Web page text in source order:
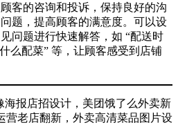
顾客的咨询和投诉，保持良好的沟
题，提高顾客的满意度。可以设
问题进行快速解答，如 “配送时
么配菜” 等，让顾客感受到店铺
报店招设计，美团饿了么外卖新
营老店翻新，外卖高清菜品图片设